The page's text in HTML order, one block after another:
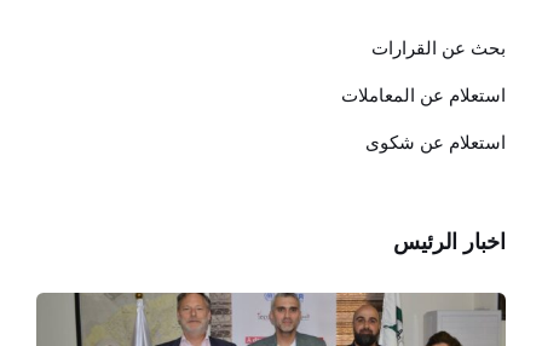
بحث عن القرارات
استعلام عن المعاملات
استعلام عن شكوى
اخبار الرئيس